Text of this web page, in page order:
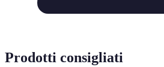
Prodotti consigliati